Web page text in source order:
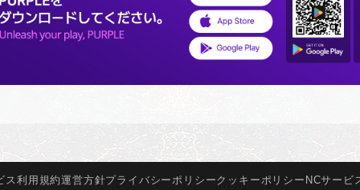
ス 利用規約運営方針プライバシー ポリシークッキー ポリシー NCサービ